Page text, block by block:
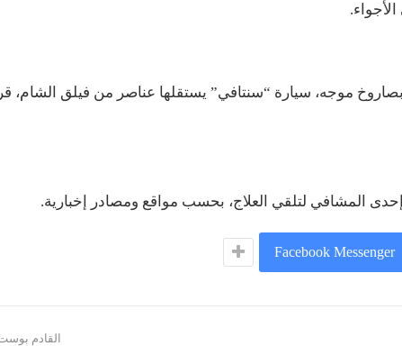
بصاروخ موجه، سيارة “سنتافي” يستقلها عناصر من فيلق الشام،
المشافي لتلقي العلاج، بحسب مواقع ومصادر إخبارية.
Facebook Messenger
القادم